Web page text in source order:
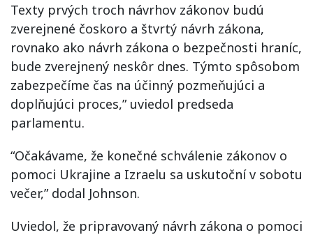
Texty prvých troch návrhov zákonov budú
zverejnené čoskoro a štvrtý návrh zákona,
rovnako ako návrh zákona o bezpečnosti hraníc,
bude zverejnený neskôr dnes. Týmto spôsobom
zabezpečíme čas na účinný pozmeňujúci a
doplňujúci proces,” uviedol predseda
parlamentu.
“Očakávame, že konečné schválenie zákonov o
pomoci Ukrajine a Izraelu sa uskutoční v sobotu
večer,” dodal Johnson.
Uviedol, že pripravovaný návrh zákona o pomoci